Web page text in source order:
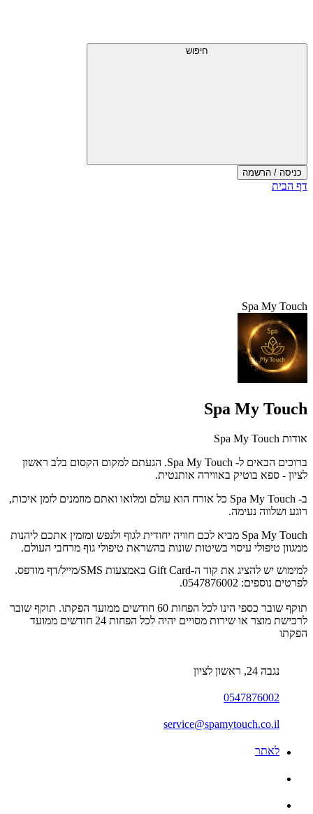
עליון
חיפוש
כניסה / הרשמה
סוף
דף הבית
Spa My Touch
Spa My Touch
אודות Spa My Touch
ברוכים הבאים ל- Spa My Touch. הגעתם למקום הקסום בלב ראשון
לציון - ספא בוטיק באווירה אותנטית.
ב- Spa My Touch כל אורח הוא עולם ומלואו ואתם מוזמנים לזמן איכות,
רוגע ושלווה נעימה.
Spa My Touch מביא לכם חוויה יחודית לגוף ולנפש ומזמין אתכם ליהנות
ממגוון טיפולי עיסוי בשיטות שונות בהשראת טיפולי גוף מרחבי העולם.
למימוש יש להציג את קוד ה-Gift Card באמצעות SMS/מייל/דף מודפס.
לפרטים נוספים: 0547876002.
תוקף שובר כספי הינו לכל הפחות 60 חודשים ממועד הפקתו. תוקף שובר
לרכישת מוצר או שירות מסויים יהיה לכל הפחות 24 חודשים ממועד
הפקתו
נגבה 24, ראשון לציון
0547876002
service@spamytouch.co.il
לאתר